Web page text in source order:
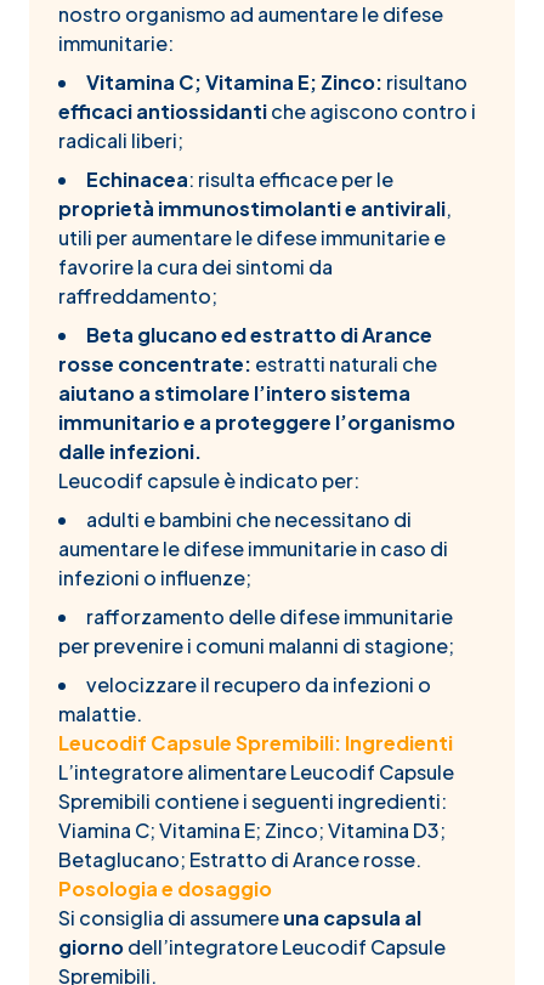
nostro organismo ad aumentare le difese
immunitarie:
Vitamina C; Vitamina E; Zinco: risultano
efficaci antiossidantiche agiscono contro i
radicali liberi;
Echinacea: risulta efficace per le
proprietà immunostimolanti e antivirali,
utili per aumentare le difese immunitarie e
favorire la cura dei sintomi da
raffreddamento;
Beta glucano ed estratto di Arance
rosse concentrate: estratti naturali che
aiutano a stimolare l’intero sistema
immunitario e a proteggere l’organismo
dalle infezioni.
Leucodif capsule è indicato per:
adulti e bambini che necessitano di
aumentare le difese immunitarie in caso di
infezioni o influenze;
rafforzamento delle difese immunitarie
per prevenire i comuni malanni di stagione;
velocizzare il recupero da infezioni o
malattie.
Leucodif Capsule Spremibili: Ingredienti
L’integratore alimentare Leucodif Capsule
Spremibili contiene i seguenti ingredienti:
Viamina C; Vitamina E; Zinco; Vitamina D3;
Betaglucano; Estratto di Arance rosse.
Posologia e dosaggio
Si consiglia di assumereuna capsula al
giornodell’integratore Leucodif Capsule
Spremibili.